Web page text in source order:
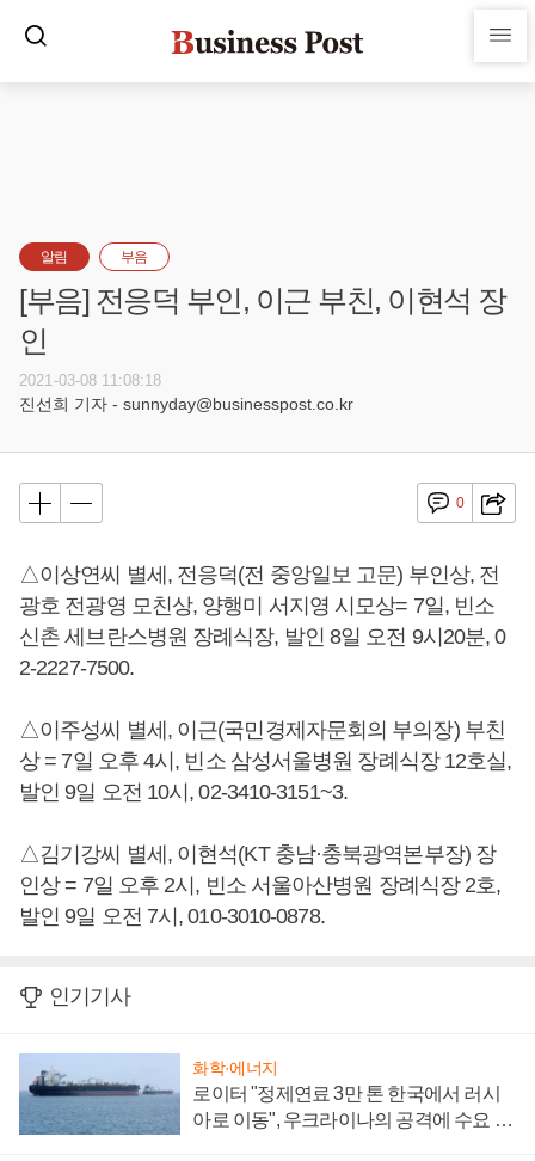
알림 부음
[부음] 전응덕 부인, 이근 부친, 이현석 장
인
2021-03-08 11:08:18
진선희 기자 - sunnyday@businesspost.co.kr
0
△이상연씨 별세, 전응덕(전 중앙일보 고문) 부인상, 전
광호 전광영 모친상, 양행미 서지영 시모상= 7일, 빈소
신촌 세브란스병원 장례식장, 발인 8일 오전 9시20분, 0
2-2227-7500.
△이주성씨 별세, 이근(국민경제자문회의 부의장) 부친
상 = 7일 오후 4시, 빈소 삼성서울병원 장례식장 12호실,
발인 9일 오전 10시, 02-3410-3151~3.
△김기강씨 별세, 이현석(KT 충남·충북광역본부장) 장
인상 = 7일 오후 2시, 빈소 서울아산병원 장례식장 2호,
발인 9일 오전 7시, 010-3010-0878.
인기기사
화학·에너지
로이터 "정제연료 3만 톤 한국에서 러시
아로 이동", 우크라이나의 공격에 수요 늘